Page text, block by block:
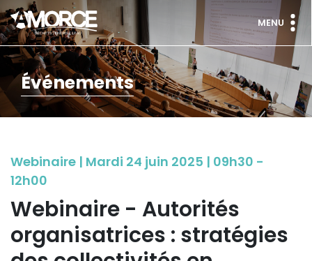
MENU
Événements
Webinaire | Mardi 24 juin 2025 | 09h30 -
12h00
Webinaire - Autorités
organisatrices : stratégies